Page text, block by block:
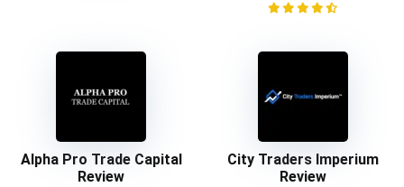
Alpha Pro Trade Capital
Review
City Traders Imperium
Review